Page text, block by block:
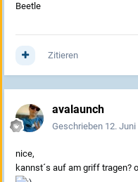
Beetle
Zitieren
avalaunch
Geschrieben 12. Juni
nice,
kannst´s auf am griff tragen?